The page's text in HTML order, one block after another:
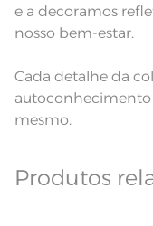
e a decoramos
nosso bem-estar.
Cada detalhe da
autoconhecimento
mesmo.
Produtos